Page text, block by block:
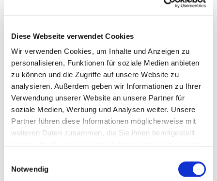
Diese Webseite verwendet Cookies
Wir verwenden Cookies, um Inhalte und Anzeigen zu
personalisieren, Funktionen für soziale Medien anbieten
zu können und die Zugriffe auf unsere Website zu
analysieren. Außerdem geben wir Informationen zu Ihrer
Verwendung unserer Website an unsere Partner für
soziale Medien, Werbung und Analysen weiter. Unsere
Partner führen diese Informationen möglicherweise mit
weiteren Daten zusammen, die Sie ihnen bereitgestellt
Notwendig
„Wie viel Eintritt kostet die Kirche?“, fragt Flo das
Krokodil.
„Man braucht keine Eintrittskarte. Wir können umsonst
in den Gottesdienst“, sagt Richard.
„Das ist prima“, sagt Flo. „Ich habe nämlich nur 50
Cent, von Oma.“
„Wenn du willst, kannst du es trotzdem loswerden. Im